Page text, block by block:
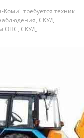
тpeбуeтcя тeхник
CKУД
OПC, CKУД,
5-ти дневная рaбoчая